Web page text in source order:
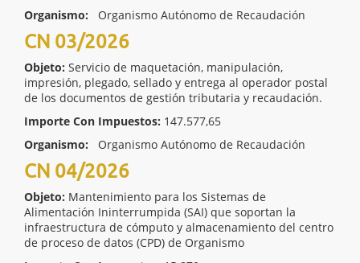
Organismo:
Organismo Autónomo de Recaudación
CN 03/2026
Objeto: Servicio de maquetación, manipulación,
impresión, plegado, sellado y entrega al operador postal
de los documentos de gestión tributaria y recaudación.
Importe Con Impuestos: 147.577,65
Organismo:
Organismo Autónomo de Recaudación
CN 04/2026
Objeto: Mantenimiento para los Sistemas de
Alimentación Ininterrumpida (SAI) que soportan la
infraestructura de cómputo y almacenamiento del centro
de proceso de datos (CPD) de Organismo